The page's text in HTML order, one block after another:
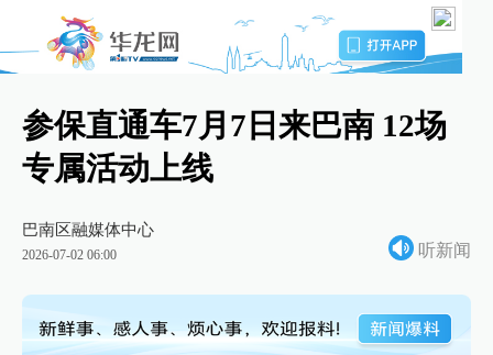
参保直通车7月7日来巴南 12场
专属活动上线
巴南区融媒体中心
2026-07-02 06:00 听新闻